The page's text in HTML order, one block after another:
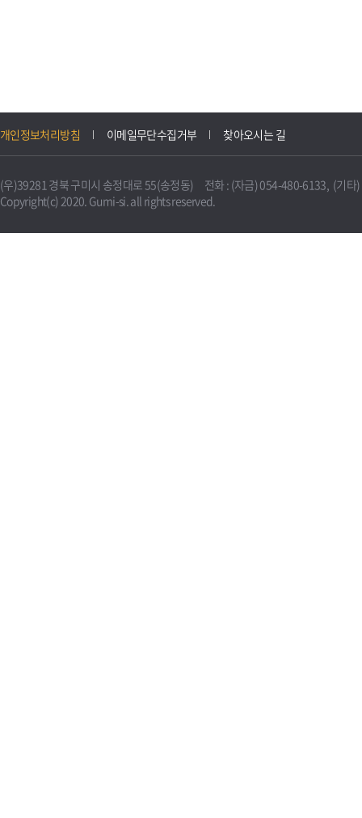
개인정보처리방침 이메일무단수집거부 찾아오시는 길
(우)39281 경북 구미시 송정대로 55(송정동) 전화 : (자금) 054-480-6133, (기타
Copyright(c) 2020. Gumi-si. all rights reserved.